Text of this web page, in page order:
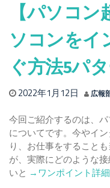
験
申
込
み
を
す
る
方
法
【パ
ソ
コ
ン
簡
【パソコ
ソコンをイ
ぐ方法5パ
2022年1月12日 広報
今回ご紹介するのは、
についてです。今やイ
り、お仕事をすること
が、実際にどのような
いと Read
→ワンポイント詳